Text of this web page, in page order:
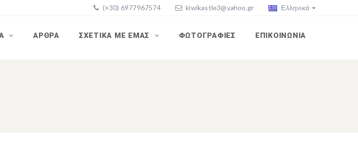
(+30) 6977967574 kiwikastle3@yahoo.gr Ελληνικά
ΆΡΘΡΑ ΣΧΕΤΙΚΆ ΜΕ ΕΜΆΣ ΦΩΤΟΓΡΑΦΊΕΣ ΕΠΙΚΟΙΝΩΝΊΑ